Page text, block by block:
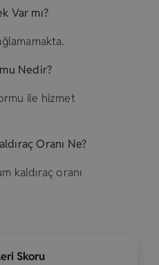
Var mı?
Nedir?
ile hizmet
Oranı Ne?
kaldıraç oranı
Skoru